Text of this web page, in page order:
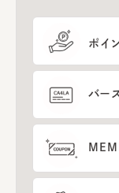
ポイ
バー